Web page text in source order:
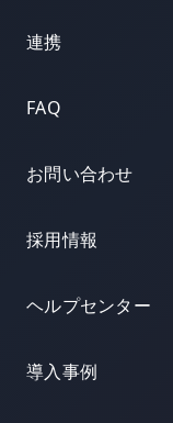
連携
FAQ
お問い合わせ
採用情報
ヘルプセンター
導入事例